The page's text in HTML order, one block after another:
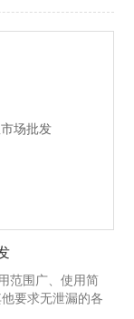
范围广、使用简
要求无泄漏的各